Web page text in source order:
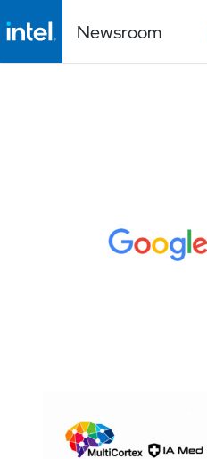
Newsroom